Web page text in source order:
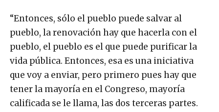
“Entonces, sólo el pueblo puede salvar al
pueblo, la renovación hay que hacerla con el
pueblo, el pueblo es el que puede purificar la
vida pública. Entonces, esa es una iniciativa
que voy a enviar, pero primero pues hay que
tener la mayoría en el Congreso, mayoría
calificada se le llama, las dos terceras partes.